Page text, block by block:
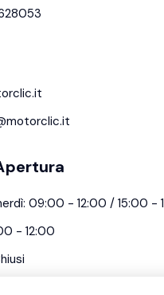
09:00 - 12:00 / 15:00 -
- 12:00